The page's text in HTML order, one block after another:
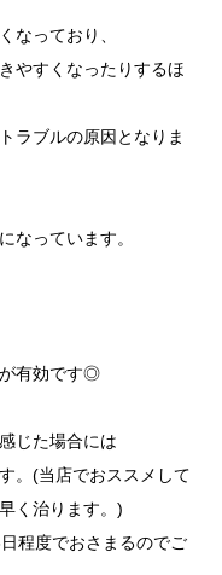
なっており、
やすくなったりするほ
ラブルの原因となりま
なっています。
有効です◎
じた場合には
。(当店でおススメして
く治ります。)
程度でおさまるのでご